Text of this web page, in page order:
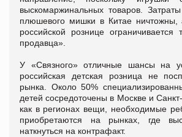
выскомаржинальных товаров.
плюшевого мишки в Китае
российской рознице ограничивается
продавца».
У «Связного» отличные шансы на
российская детская розница не
рынка. Около 50%
детей сосредоточены в Москве и
как в регионах вещи, необходимые
приобретаются на рынках, где
наткнуться на контрафакт.